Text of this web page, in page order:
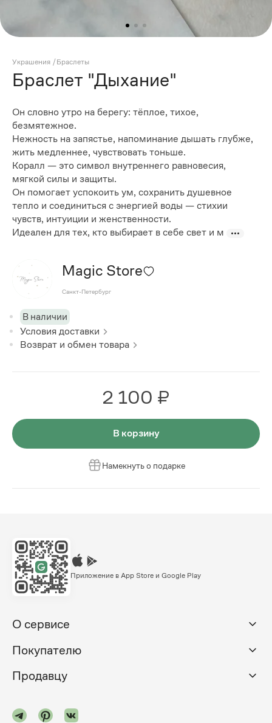
Украшения /Браслеты
Браслет "Дыхание"
Он словно утро на берегу: тёплое, тихое,
безмятежное.
Нежность на запястье, напоминание дышать глубже,
жить медленнее, чувствовать тоньше.
Коралл — это символ внутреннего равновесия,
мягкой силы и защиты.
Он помогает успокоить ум, сохранить душевное
тепло и соединиться с энергией воды — стихии
чувств, интуиции и женственности.
Идеален для тех, кто выбирает в себе свет и м
Magic Store
Санкт-Петербург
В наличии
Условия доставки
Возврат и обмен товара
2 100 ₽
В корзину
Намекнуть о подарке
Приложение в App Store и Google Play
О сервисе
Покупателю
Продавцу